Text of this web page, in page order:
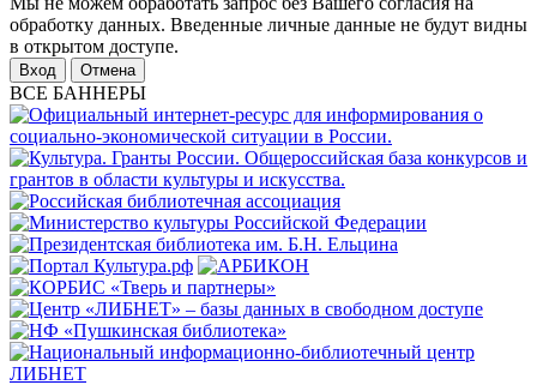
обработку данных. Введенные личные данные не будут видны
в открытом доступе.
Отмена
ВСЕ БАННЕРЫ